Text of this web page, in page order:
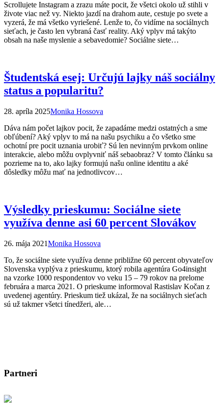
Scrollujete Instagram a zrazu máte pocit, že všetci okolo už stihli v
živote viac než vy. Niekto jazdí na drahom aute, cestuje po svete a
vyzerá, že má všetko vyriešené. Lenže to, čo vidíme na sociálnych
sieťach, je často len vybraná časť reality. Aký vplyv má takýto
obsah na naše myslenie a sebavedomie? Sociálne siete…
Študentská esej: Určujú lajky náš sociálny
status a popularitu?
28. apríla 2025Monika Hossova
Dáva nám počet lajkov pocit, že zapadáme medzi ostatných a sme
obľúbení? Aký vplyv to má na našu psychiku a čo všetko sme
ochotní pre pocit uznania urobiť? Sú len nevinným prvkom online
interakcie, alebo môžu ovplyvniť náš sebaobraz? V tomto článku sa
pozrieme na to, ako lajky formujú našu online identitu a aké
dôsledky môžu mať na jednotlivcov…
Výsledky prieskumu: Sociálne siete
využíva denne asi 60 percent Slovákov
26. mája 2021Monika Hossova
To, že sociálne siete využíva denne približne 60 percent obyvateľov
Slovenska vyplýva z prieskumu, ktorý robila agentúra Go4insight
na vzorke 1000 respondentov vo veku 15 – 79 rokov na prelome
februára a marca 2021. O prieskume informoval Rastislav Kočan z
uvedenej agentúry. Prieskum tiež ukázal, že na sociálnych sieťach
sú už takmer všetci tínedžeri, ale…
Partneri